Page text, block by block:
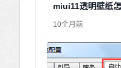
miui11透明壁纸
10个月前